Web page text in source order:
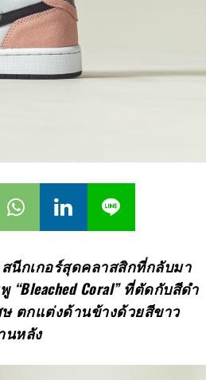
สนีกเกอร์สุดคลาสสิกที่กลับมา
“Bleached Coral”ที่ตัดกับสีดำ
ษ ตกแต่งด้านข้างด้วยสีขาว
นหลัง